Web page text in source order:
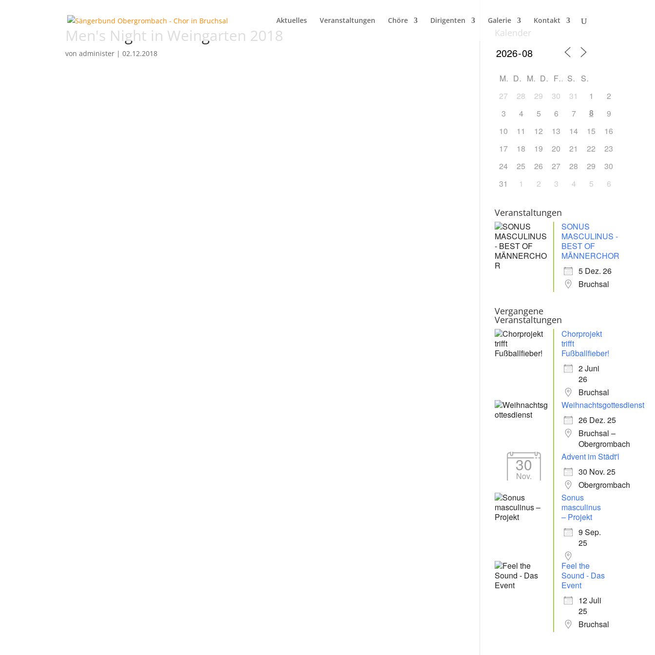
Aktuelles Veranstaltungen Chöre Dirigenten Galerie Kontakt
Men's Night in Weingarten 2018
vonadminister |02.12.2018
Kalender
M D M D F S
S
27
28 29 30 31 1
2
3
4 5 6 7 8
9
10
11 12 13 14 15
16
17
18 19 20 21 22
23
24
25 26 27 28 29
30
31
1 2 3 4 5 6
Veranstaltungen
SONUS
MASCULINUS -
BEST OF
MÄNNERCHOR
5 Dez. 26
Bruchsal
Vergangene
Veranstaltungen
Chorprojekt
trifft
Fußballfieber!
2 Juni
26
Bruchsal
Weihnachtsgottesdienst
26 Dez. 25
Bruchsal –
Obergrombach
30
Nov.
Advent im Städt'l
30 Nov. 25
Obergrombach
Sonus
masculinus
– Projekt
9 Sep.
25
Feel the
Sound - Das
Event
12 Juli
25
Bruchsal